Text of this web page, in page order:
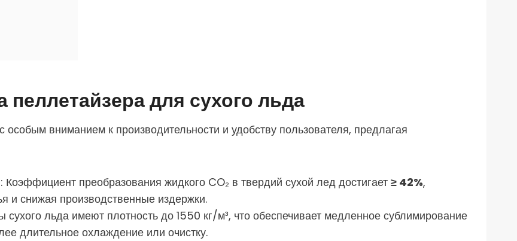
для сухого льда
вниманием к производительности и удобству пользователя, предлагая
: Коэффициент преобразования жидкого CO₂ в твердий сухой лед достигает ≥ 42%,
и снижая производственные издержки.
льда имеют плотность до 1550 кг/м³, что обеспечивает медленное сублимирование
длительное охлаждение или очистку.